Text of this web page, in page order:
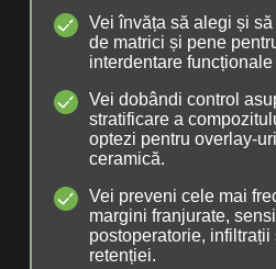
Vei învăța să alegi și
de matrici și pene
interdentare
Vei dobândi control
stratificare a
optezi pentru overlay-
ceramică.
Vei preveni cele mai
margini franjurate,
postoperatorie, infiltrații
retenției.